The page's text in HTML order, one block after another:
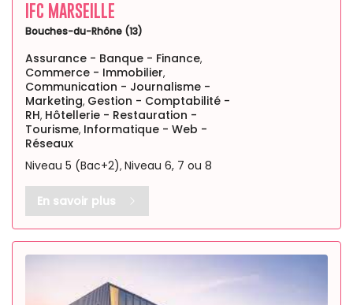
IFC MARSEILLE
Bouches-du-Rhône (13)
Assurance - Banque - Finance,
Commerce - Immobilier,
Communication - Journalisme -
Marketing, Gestion - Comptabilité -
RH, Hôtellerie - Restauration -
Tourisme, Informatique - Web -
Réseaux
Niveau 5 (Bac+2), Niveau 6, 7 ou 8
En savoir plus